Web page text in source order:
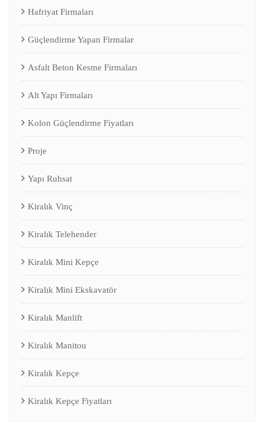
Hafriyat Firmaları
Güçlendirme Yapan Firmalar
Asfalt Beton Kesme Firmaları
Alt Yapı Firmaları
Kolon Güçlendirme Fiyatları
Proje
Yapı Ruhsat
Kiralık Vinç
Kiralık Telehender
Kiralık Mini Kepçe
Kiralık Mini Ekskavatör
Kiralık Manlift
Kiralık Manitou
Kiralık Kepçe
Kiralık Kepçe Fiyatları